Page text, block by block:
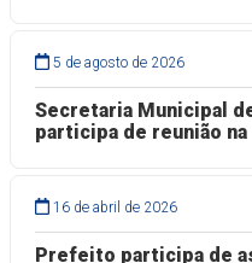
5 de agosto de 2026
Secretaria Municipal
participa de reunião na
16 de abril de 2026
Prefeito participa de